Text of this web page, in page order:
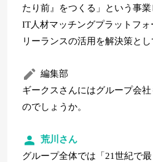
たり前』をつくる」という事業
IT人材マッチングプラットフ
リーランスの活用を解決策とし
編集部
ギークスさんにはグループ会
のでしょうか。
荒川さん
グループ全体では「21世紀で